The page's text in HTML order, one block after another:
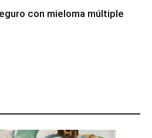
con mieloma múltiple